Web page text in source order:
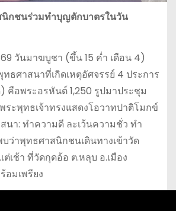
กชนร่วมทำบุญตักบาตรในวัน
วันมาฆบูชา (ขึ้น 15 ค่ำ เดือน 4)
ธศาสนาที่เกิดเหตุอัศจรรย์ 4 ประการ
คือพระอรหันต์ 1,250 รูปมาประชุม
ะพุทธเจ้าทรงแสดงโอวาทปาติโมกข์
นา: ทำความดี ละเว้นความชั่ว ทำ
ว่าพุทธศาสนิกชนเดินทางเข้าวัด
เช้า ที่วัดกุดอ้อ ต.หลุบ อ.เมือง
อมเพรียง